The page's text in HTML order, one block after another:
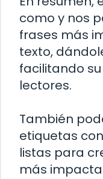
como y nos
frases más
texto,
facilitando
lectores.
También
etiquetas
listas para
más